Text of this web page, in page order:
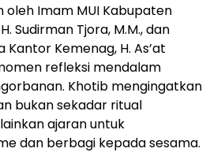
oleh Imam MUI Kabupaten
Sudirman Tjora, M.M., dan
Kemenag, H. As’at
refleksi mendalam
Khotib mengingatkan
bukan sekadar ritual
ajaran untuk
dan berbagi kepada sesama.